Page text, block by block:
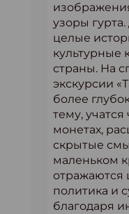
узоры
целые
культурные
страны. На
экскурсии
более
тему,
монетах,
скрытые
маленьком
отражаются
политика и
благодаря